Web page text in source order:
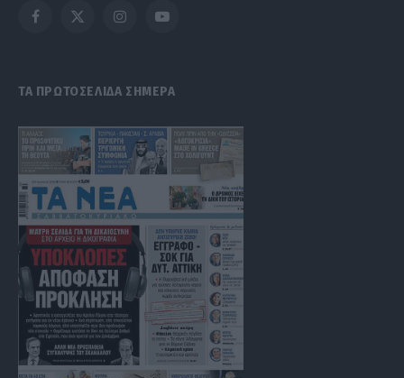
Facebook
X
InstagramYouTube
ΤΑ ΠΡΩΤΟΣΕΛΙΔΑ ΣΗΜΕΡΑ